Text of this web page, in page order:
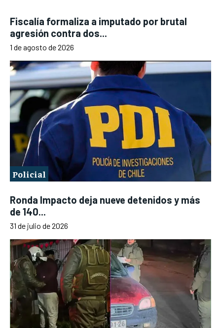
Fiscalía formaliza a imputado por brutal
agresión contra dos...
1 de agosto de 2026
Policial
Ronda Impacto deja nueve detenidos y más
de 140...
31 de julio de 2026